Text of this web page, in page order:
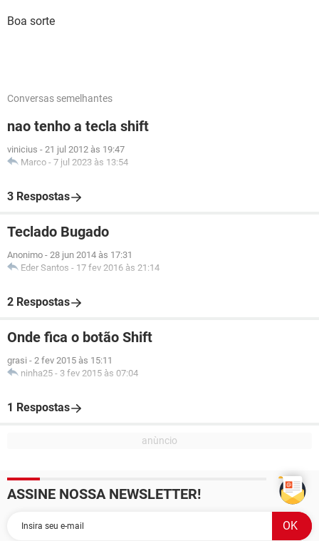
Boa sorte
Conversas semelhantes
nao tenho a tecla shift
vinicius - 21 jul 2012 às 19:47
Marco - 7 jul 2023 às 13:54
3 Respostas
Teclado Bugado
Anonimo - 28 jun 2014 às 17:31
Eder Santos - 17 fev 2016 às 21:14
2 Respostas
Onde fica o botão Shift
grasi - 2 fev 2015 às 15:11
ninha25 - 3 fev 2015 às 07:04
1 Respostas
ASSINE NOSSA NEWSLETTER!